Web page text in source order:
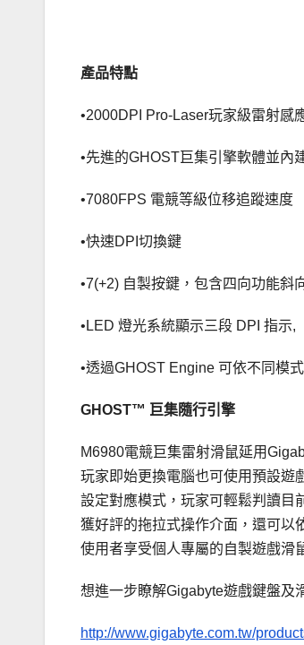
產品特點
•2000DPI Pro-Laser玩家級雷射感
•先進的GHOST巨集引擎軟體並內
•7080FPS 電競等級位移追蹤速度
•快速DPI切換鍵
•7(+2) 自製按鍵，包含四向功能斜
•LED 燈光系統顯示三段 DPI 指示,
•透過GHOST Engine 可依不同模
GHOST™ 巨集隨行引擎
M6980電競巨集雷射滑鼠延用
玩家即始更換電腦也可使用預設遊
設定對應模式，玩家可輕鬆判讀
獲好評的拖拉式操作介面，還可以
使用者享受個人專屬的自製遊戲滑
想進一步瞭解Gigabyte遊戲鍵盤及
http://www.gigabyte.com.tw/